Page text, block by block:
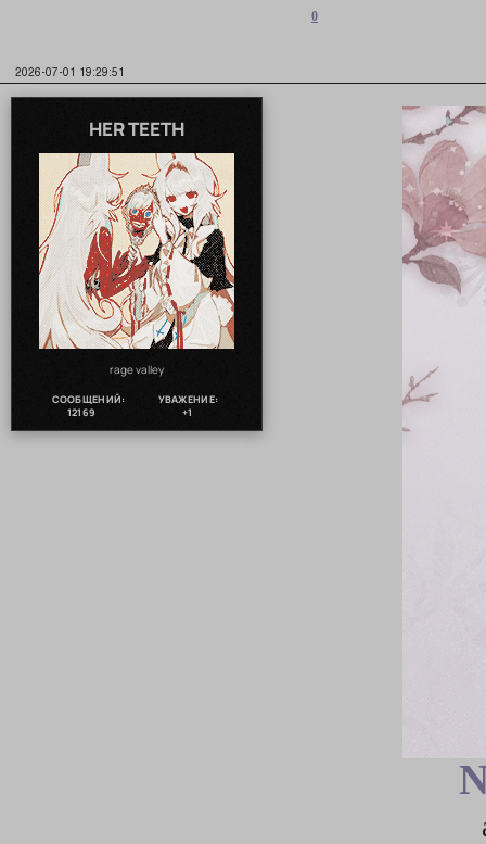
0
2026-07-01 19:29:51
HER TEETH
rage valley
СООБЩЕНИЙ:
12169
УВАЖЕНИЕ:
+1